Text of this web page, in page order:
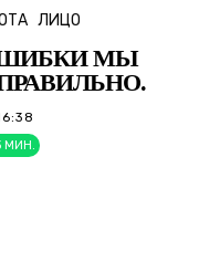
ЛИЦО
МЫ
МИН.